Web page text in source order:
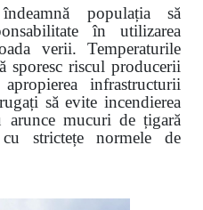
populația să
în utilizarea
verii. Temperaturile
sporesc riscul producerii
infrastructurii
să evite incendierea
arunce mucuri de țigară
strictețe normele de